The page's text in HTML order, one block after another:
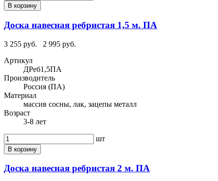
В корзину
Доска навесная ребристая 1,5 м. ПА
3 255 руб.
2 995 руб.
Артикул
ДРеб1,5ПА
Производитель
Россия (ПА)
Материал
массив сосны, лак, зацепы металл
Возраст
3-8 лет
шт
В корзину
Доска навесная ребристая 2 м. ПА